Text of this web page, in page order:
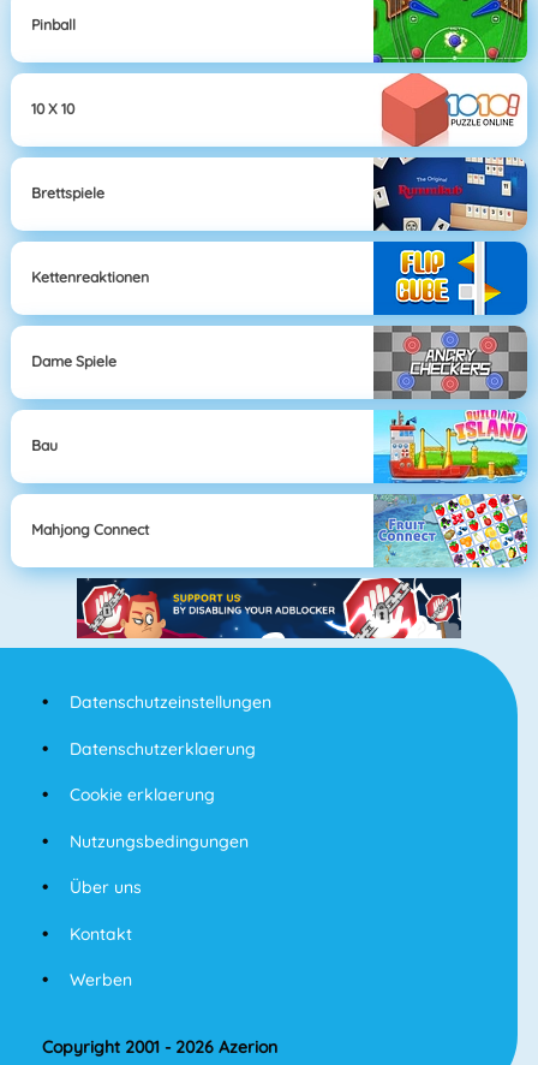
Pinball
10 X 10
Brettspiele
Kettenreaktionen
Dame Spiele
Bau
Mahjong Connect
Datenschutzeinstellungen
Datenschutzerklaerung
Cookie erklaerung
Nutzungsbedingungen
Über uns
Kontakt
Werben
Copyright 2001 - 2026 Azerion